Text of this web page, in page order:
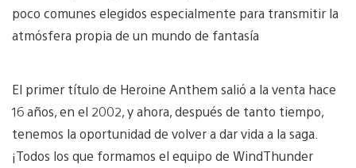
poco comunes elegidos especialmente para transmitir la
atmósfera propia de un mundo de fantasía
El primer título de Heroine Anthem salió a la venta hace
16 años, en el 2002, y ahora, después de tanto tiempo,
tenemos la oportunidad de volver a dar vida a la saga.
¡Todos los que formamos el equipo de WindThunder